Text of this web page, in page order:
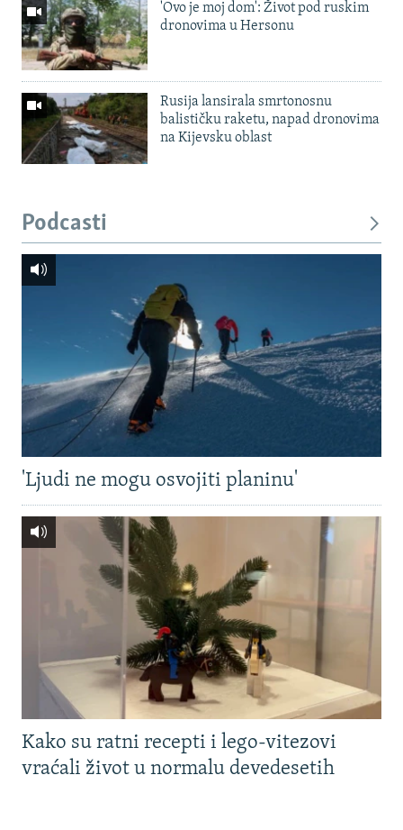
'Ovo je moj dom': Život pod ruskim
dronovima u Hersonu
Rusija lansirala smrtonosnu
balističku raketu, napad dronovima
na Kijevsku oblast
Podcasti
'Ljudi ne mogu osvojiti planinu'
Kako su ratni recepti i lego-vitezovi
vraćali život u normalu devedesetih